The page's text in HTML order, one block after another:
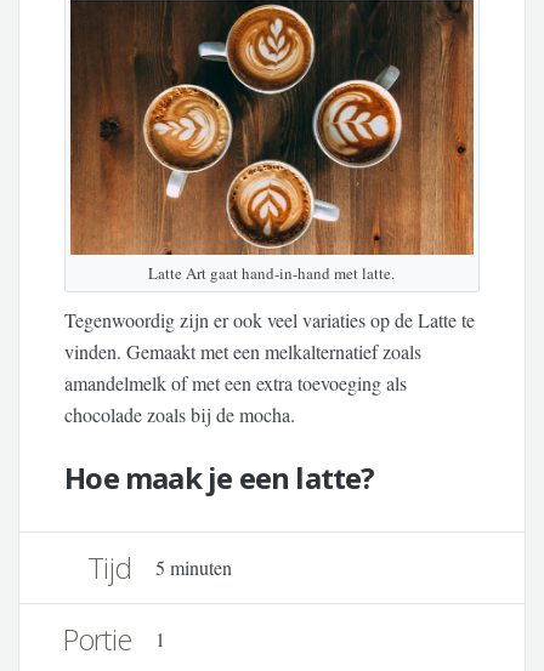
Latte Art gaat hand-in-hand met latte.
Tegenwoordig zijn er ook veel variaties op de Latte te
vinden. Gemaakt met een melkalternatief zoals
amandelmelk of met een extra toevoeging als
chocolade zoals bij de mocha.
Hoe maak je een latte?
Tijd 5 minuten
Portie 1